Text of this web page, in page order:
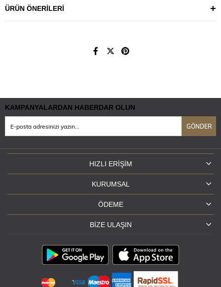
ÜRÜN ÖNERILERI
KAMPANYALARDAN HABERDAR OLUN
GÖNDER
HIZLI ERIŞIM
KURUMSAL
ÖDEME
BIZE ULAŞIN